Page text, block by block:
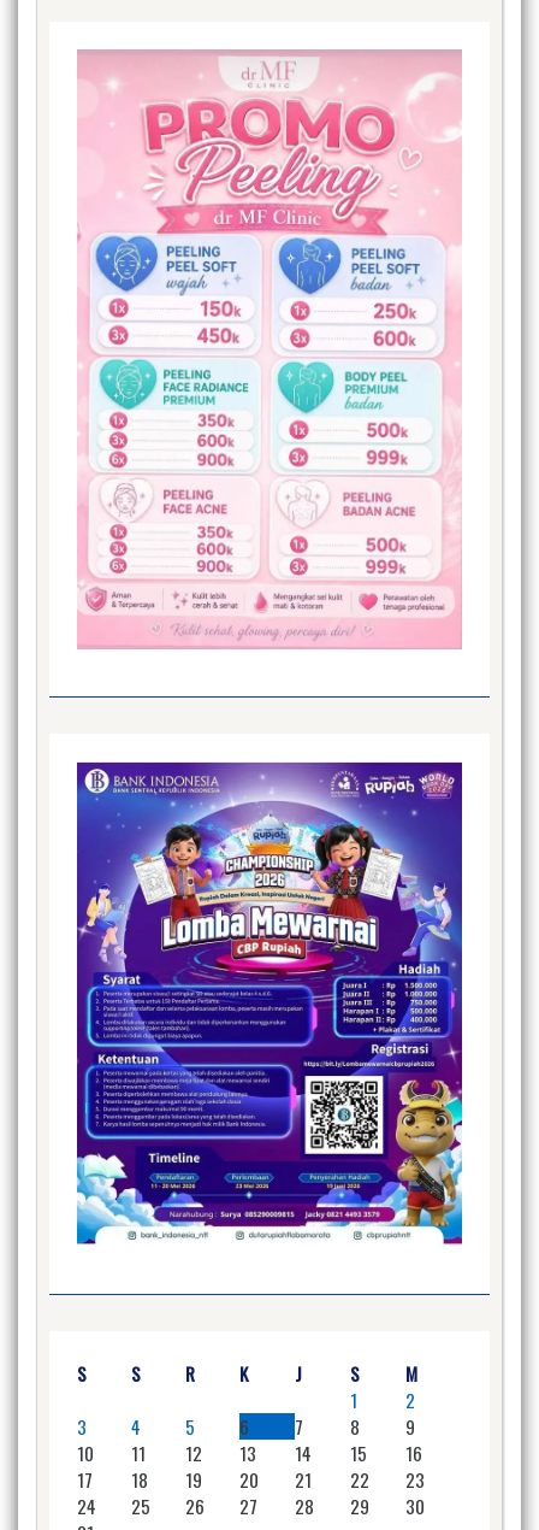
S S R K J S
M
1
2
3
4 5 6 7 8
9
10
11 12 13 14 15
16
17
18 19 20 21 22
23
24
25 26 27 28 29
30